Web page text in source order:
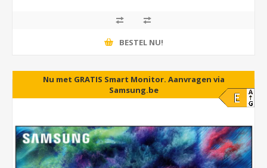
BESTEL NU!
Nu met GRATIS Smart Monitor. Aanvragen via
Samsung.be